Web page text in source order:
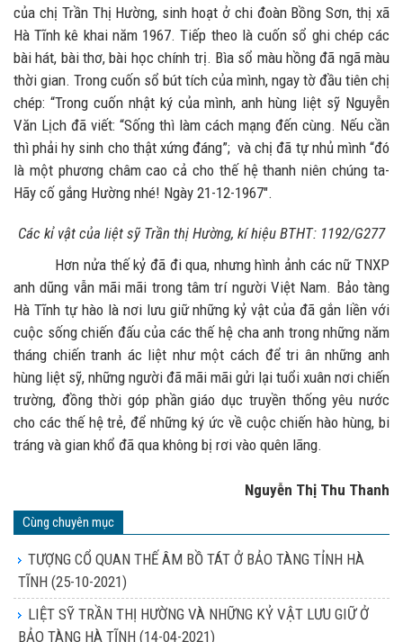
của chị Trần Thị Hường, sinh hoạt ở chi đoàn Bồng Sơn, thị xã
Hà Tĩnh kê khai năm 1967. Tiếp theo là cuốn sổ ghi chép các
bài hát, bài thơ, bài học chính trị. Bìa sổ màu hồng đã ngã màu
thời gian. Trong cuốn sổ bút tích của mình, ngay tờ đầu tiên chị
chép: “Trong cuốn nhật ký của mình, anh hùng liệt sỹ Nguyễn
Văn Lịch đã viết: “Sống thì làm cách mạng đến cùng. Nếu cần
thì phải hy sinh cho thật xứng đáng”; và chị đã tự nhủ mình “đó
là một phương châm cao cả cho thế hệ thanh niên chúng ta-
Hãy cố gắng Hường nhé! Ngày 21-12-1967".
Các kỉ vật của liệt sỹ Trần thị Hường, kí hiệu BTHT: 1192/G277
Hơn nửa thế kỷ đã đi qua, nhưng hình ảnh các nữ TNXP
anh dũng vẫn mãi mãi trong tâm trí người Việt Nam. Bảo tàng
Hà Tĩnh tự hào là nơi lưu giữ những kỷ vật của đã gắn liền với
cuộc sống chiến đấu của các thế hệ cha anh trong những năm
tháng chiến tranh ác liệt như một cách để tri ân những anh
hùng liệt sỹ, những người đã mãi mãi gửi lại tuổi xuân nơi chiến
trường, đồng thời góp phần giáo dục truyền thống yêu nước
cho các thế hệ trẻ, để những ký ức về cuộc chiến hào hùng, bi
tráng và gian khổ đã qua không bị rơi vào quên lãng.
Nguyễn Thị Thu Thanh
Cùng chuyên mục
TƯỢNG CỔ QUAN THẾ ÂM BỒ TÁT Ở BẢO TÀNG TỈNH HÀ
TĨNH (25-10-2021)
LIỆT SỸ TRẦN THỊ HƯỜNG VÀ NHỮNG KỶ VẬT LƯU GIỮ Ở
BẢO TÀNG HÀ TĨNH (14-04-2021)